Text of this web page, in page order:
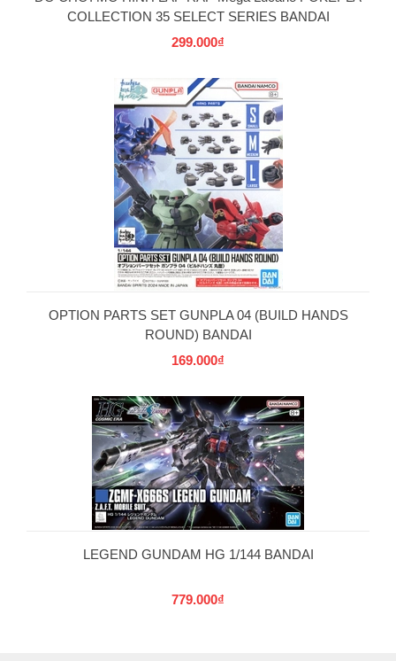
COLLECTION 35 SELECT SERIES BANDAI
299.000₫
OPTION PARTS SET GUNPLA 04 (BUILD HANDS
ROUND) BANDAI
169.000₫
LEGEND GUNDAM HG 1/144 BANDAI
779.000₫